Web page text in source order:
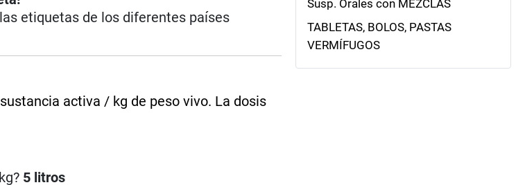
etiquetas de los diferentes países
activa / kg de peso vivo. La dosis
kg? 5 litros
Susp. Orales con MEZCLAS
TABLETAS, BOLOS, PASTAS
VERMÍFUGOS